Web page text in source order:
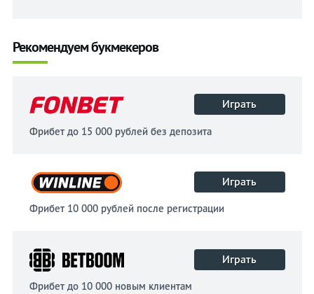
Рекомендуем букмекеров
Играть
Фрибет до 15 000 рублей без депозита
Играть
Фрибет 10 000 рублей после регистрации
Играть
Фрибет до 10 000 новым клиентам